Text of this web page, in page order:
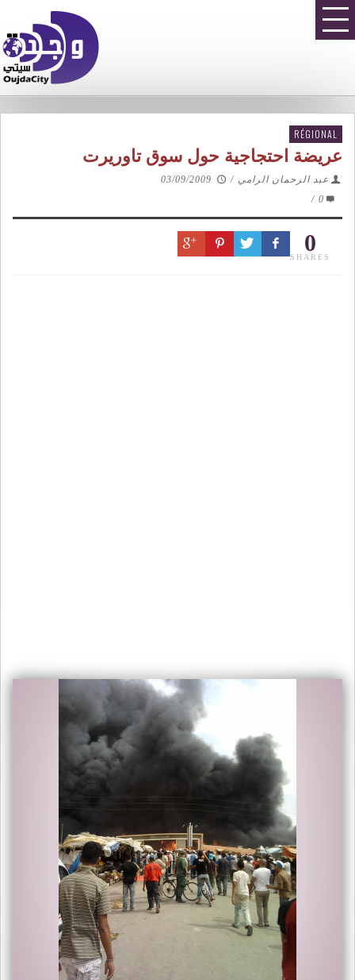
RÉGIONAL
عريضة احتجاجية حول سوق تاوريرت
عبد الرحمان الرامي /
03/09/2009
0
/
0
SHARES